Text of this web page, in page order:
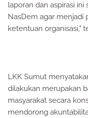
laporan dan aspirasi ini
NasDem agar menjadi
ketentuan organisasi,"
LKK Sumut
dilakukan merupakan
masyarakat secara
mendorong